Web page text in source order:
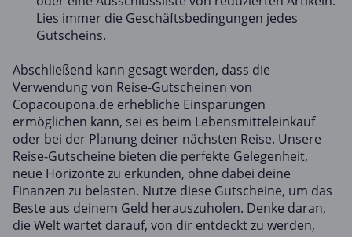
Lies immer die Geschäftsbedingungen jedes
Gutscheins.
Abschließend kann gesagt werden, dass die
Verwendung von Reise-Gutscheinen von
Copacoupona.de erhebliche Einsparungen
ermöglichen kann, sei es beim Lebensmitteleinkauf
oder bei der Planung deiner nächsten Reise. Unsere
Reise-Gutscheine bieten die perfekte Gelegenheit,
neue Horizonte zu erkunden, ohne dabei deine
Finanzen zu belasten. Nutze diese Gutscheine, um das
Beste aus deinem Geld herauszuholen. Denke daran,
die Welt wartet darauf, von dir entdeckt zu werden,